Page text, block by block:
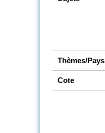
Thèmes/Pays
Cote